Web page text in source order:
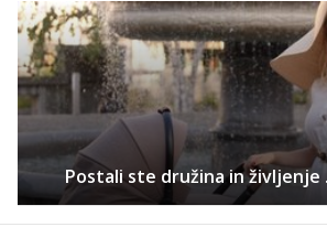
Postali ste družina in življenje